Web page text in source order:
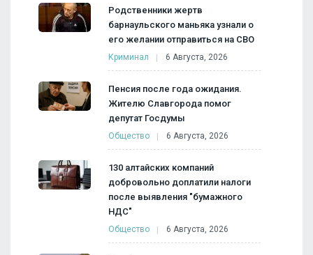
Родственники жертв
барнаульского маньяка узнали о
его желании отправиться на СВО
Криминал 6 Августа, 2026
Пенсия после года ожидания.
Жителю Славгорода помог
депутат Госдумы
Общество 6 Августа, 2026
130 алтайских компаний
добровольно доплатили налоги
после выявления "бумажного
НДС"
Общество 6 Августа, 2026